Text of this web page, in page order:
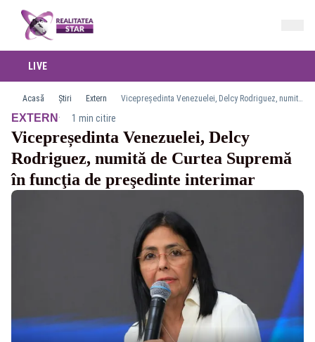
LIVE
Acasă Știri Extern Vicepreședinta Venezuelei, Delcy Rodriguez, numită de Curtea Supremă în funcţia de preşedinte interimar
EXTERN · 1 min citire
Vicepreședinta Venezuelei, Delcy
Rodriguez, numită de Curtea Supremă
în funcţia de preşedinte interimar